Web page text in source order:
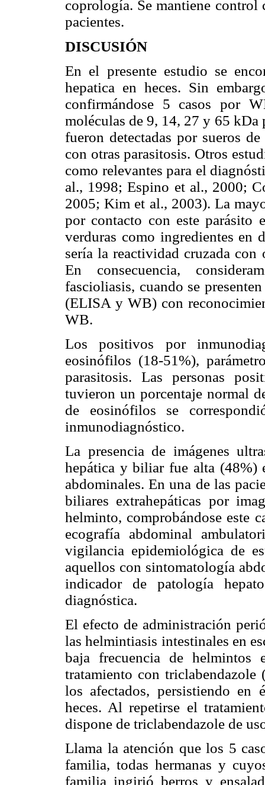
coprología. Se mantiene
pacientes.
DISCUSIÓN
En el presente estudio se
hepatica en heces. Sin
confirmándose 5 casos por
moléculas de 9, 14, 27 y 65
fueron detectadas por sueros
con otras parasitosis. Otros
como relevantes para el
al., 1998; Espino et al., 2000;
2005; Kim et al., 2003). La
por contacto con este parásito
verduras como ingredientes en
sería la reactividad cruzada
En consecuencia,
fascioliasis, cuando se
(ELISA y WB) con
WB.
Los positivos por
eosinófilos (18-51%),
parasitosis. Las personas
tuvieron un porcentaje normal
de eosinófilos se
inmunodiagnóstico.
La presencia de imágenes
hepática y biliar fue alta (48%)
abdominales. En una de las
biliares extrahepáticas por
helminto, comprobándose este
ecografía abdominal
vigilancia epidemiológica de
aquellos con sintomatología
indicador de patología
diagnóstica.
El efecto de administración
las helmintiasis intestinales en
baja frecuencia de helmintos
tratamiento con
los afectados, persistiendo en
heces. Al repetirse el
dispone de triclabendazole de
Llama la atención que los 5
familia, todas hermanas y
familia ingirió berros y